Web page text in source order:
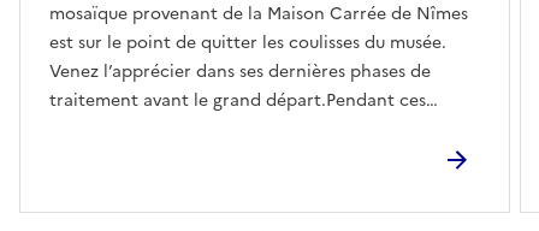
mosaïque provenant de la Maison Carrée de Nîmes
est sur le point de quitter les coulisses du musée.
Venez l’apprécier dans ses dernières phases de
traitement avant le grand départ.Pendant ces
présenteront les grandes lignes de leurs prochains
Patrimoine 2026 pour marquer les 30 ans de la